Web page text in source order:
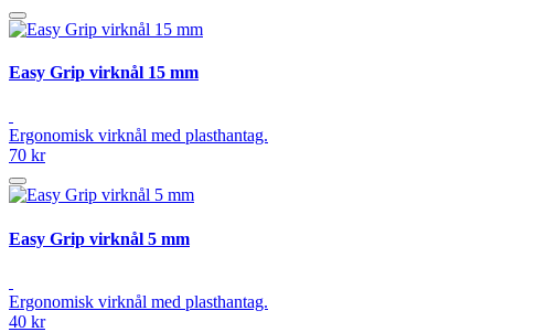
Easy Grip virknål 15 mm
Ergonomisk virknål med plasthantag.
70 kr
Easy Grip virknål 5 mm
Ergonomisk virknål med plasthantag.
40 kr